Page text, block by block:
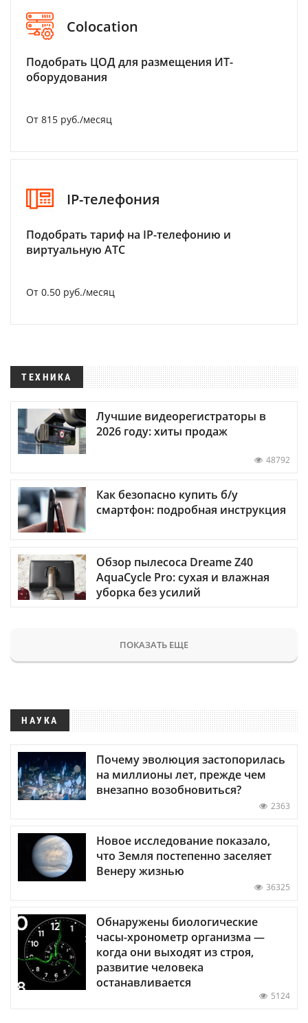
Colocation
Подобрать ЦОД для размещения ИТ-
оборудования
От 815 руб./месяц
IP-телефония
Подобрать тариф на IP-телефонию и
виртуальную АТС
От 0.50 руб./месяц
ТЕХНИКА
Лучшие видеорегистраторы в
2026 году: хиты продаж
48792
Как безопасно купить б/у
смартфон: подробная инструкция
Обзор пылесоса Dreame Z40
AquaCycle Pro: сухая и влажная
уборка без усилий
ПОКАЗАТЬ ЕЩЕ
НАУКА
Почему эволюция застопорилась
на миллионы лет, прежде чем
внезапно возобновиться?
2363
Новое исследование показало,
что Земля постепенно заселяет
Венеру жизнью
36325
Обнаружены биологические
часы-хронометр организма —
когда они выходят из строя,
развитие человека
останавливается
5124